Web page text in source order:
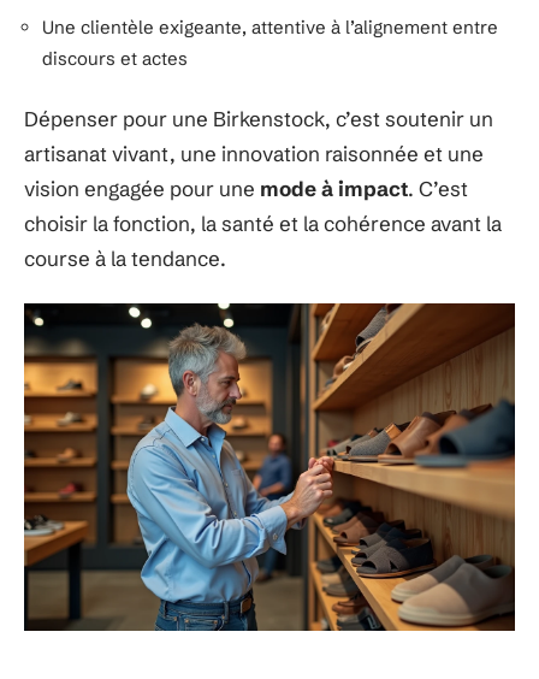
Une clientèle exigeante, attentive à l’alignement entre
discours et actes
Dépenser pour une Birkenstock, c’est soutenir un
artisanat vivant, une innovation raisonnée et une
vision engagée pour une mode à impact. C’est
choisir la fonction, la santé et la cohérence avant la
course à la tendance.